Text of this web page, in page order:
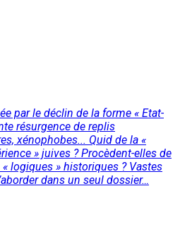
par le déclin de la forme « Etat-
résurgence de replis
xénophobes... Quid de la «
» juives ? Procèdent-elles de
logiques » historiques ? Vastes
dans un seul dossier…